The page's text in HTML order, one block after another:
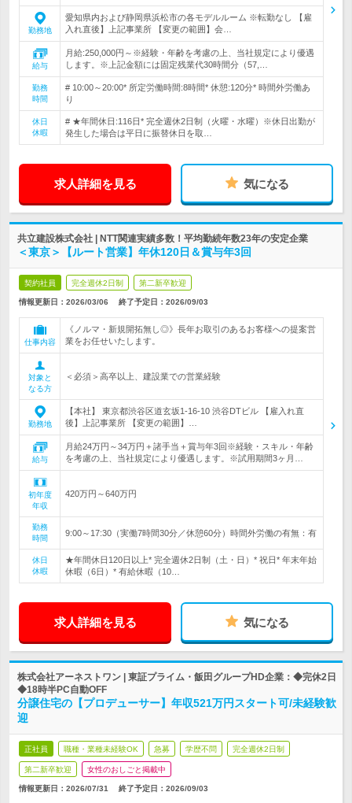
勤務地
愛知県内および静岡県浜松市の各モデルルーム ※転勤なし 【雇
入れ直後】上記事業所 【変更の範囲】会…
給与
月給:250,000円～※経験・年齢を考慮の上、当社規定により優遇
します。※上記金額には固定残業代30時間分（57,…
勤務
時間
# 10:00～20:00* 所定労働時間:8時間* 休憩:120分* 時間外労働あ
り
休日
休暇
# ★年間休日:116日* 完全週休2日制（火曜・水曜）※休日出勤が
発生した場合は平日に振替休日を取…
求人詳細を見る 気になる
共立建設株式会社 | NTT関連実績多数！平均勤続年数23年の安定企業
＜東京＞【ルート営業】年休120日＆賞与年3回
契約社員 完全週休2日制 第二新卒歓迎
情報更新日：2026/03/06 終了予定日： 2026/09/03
仕事内容
《ノルマ・新規開拓無し◎》長年お取引のあるお客様への提案営
業をお任せいたします。
対象と
なる方
＜必須＞高卒以上、建設業での営業経験
勤務地
【本社】 東京都渋谷区道玄坂1-16-10 渋谷DTビル 【雇入れ直
後】上記事業所 【変更の範囲】…
給与
月給24万円～34万円＋諸手当＋賞与年3回※経験・スキル・年齢
を考慮の上、当社規定により優遇します。※試用期間3ヶ月…
初年度
年収
420万円～640万円
勤務
時間
9:00～17:30（実働7時間30分／休憩60分）時間外労働の有無：有
休日
休暇
★年間休日120日以上* 完全週休2日制（土・日）* 祝日* 年末年始
休暇（6日）* 有給休暇（10…
求人詳細を見る 気になる
株式会社アーネストワン | 東証プライム・飯田グループHD企業：◆完休2日
◆18時半PC自動OFF
分譲住宅の【プロデューサー】年収521万円スタート可/未経験歓
迎
正社員 職種・業種未経験OK 急募 学歴不問 完全週休2日制
第二新卒歓迎 女性のおしごと掲載中
情報更新日：2026/07/31 終了予定日： 2026/09/03